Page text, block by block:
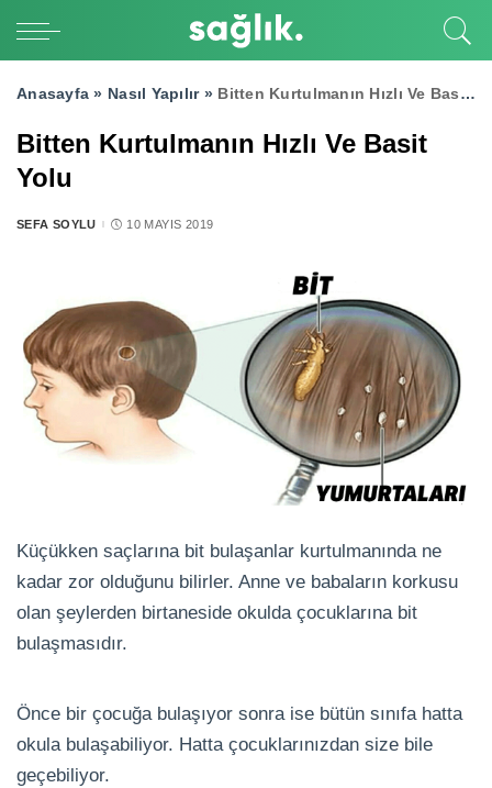
Anasayfa » Nasıl Yapılır» Bitten Kurtulmanın Hızlı Ve Basit Yolu
Bitten Kurtulmanın Hızlı Ve Basit
Yolu
POSTED
SEFA SOYLU 10 MAYIS 2019
Küçükken saçlarına bit bulaşanlar kurtulmanında ne
kadar zor olduğunu bilirler. Anne ve babaların korkusu
olan şeylerden birtaneside okulda çocuklarına bit
bulaşmasıdır.
Önce bir çocuğa bulaşıyor sonra ise bütün sınıfa hatta
okula bulaşabiliyor. Hatta çocuklarınızdan size bile
geçebiliyor.